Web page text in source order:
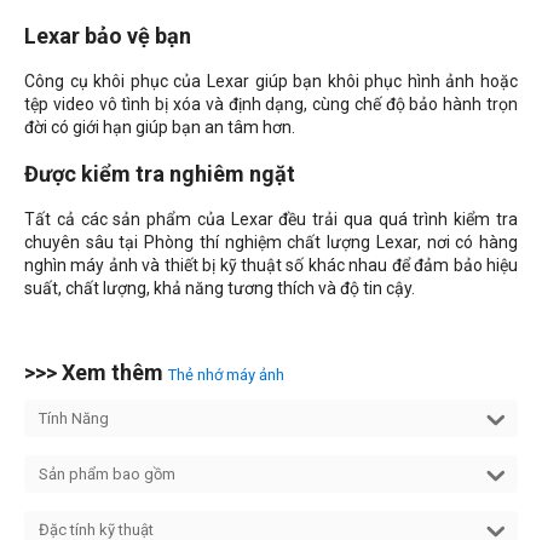
Lexar bảo vệ bạn
Công cụ khôi phục của Lexar giúp bạn khôi phục hình ảnh hoặc
tệp video vô tình bị xóa và định dạng, cùng chế độ bảo hành trọn
đời có giới hạn giúp bạn an tâm hơn.
Được kiểm tra nghiêm ngặt
Tất cả các sản phẩm của Lexar đều trải qua quá trình kiểm tra
chuyên sâu tại Phòng thí nghiệm chất lượng Lexar, nơi có hàng
nghìn máy ảnh và thiết bị kỹ thuật số khác nhau để đảm bảo hiệu
suất, chất lượng, khả năng tương thích và độ tin cậy.
>>> Xem thêmThẻ nhớ máy ảnh
Tính Năng
Sản phẩm bao gồm
Đặc tính kỹ thuật